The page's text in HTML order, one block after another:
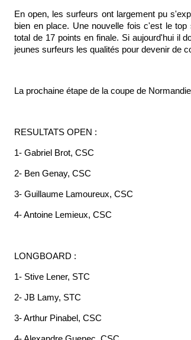
En open, les surfeurs ont largement pu
bien en place. Une nouvelle fois c'est le
total de 17 points en finale. Si aujourd'hui il
jeunes surfeurs les qualités pour devenir de
La prochaine étape de la coupe de
RESULTATS OPEN :
1- Gabriel Brot, CSC
2- Ben Genay, CSC
3- Guillaume Lamoureux, CSC
4- Antoine Lemieux, CSC
LONGBOARD :
1- Stive Lener, STC
2- JB Lamy, STC
3- Arthur Pinabel, CSC